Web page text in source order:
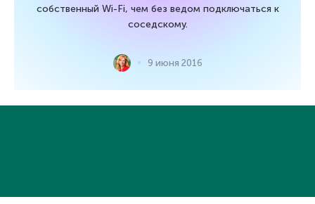
собственный Wi-Fi, чем без ведом подключаться к
соседскому.
9 июня 2016